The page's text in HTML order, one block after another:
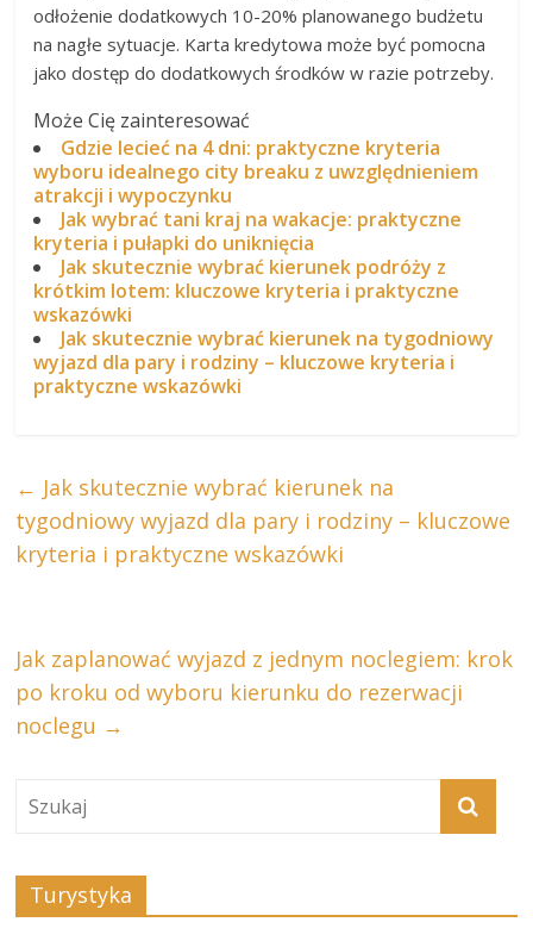
odłożenie dodatkowych 10-20% planowanego budżetu
na nagłe sytuacje. Karta kredytowa może być pomocna
jako dostęp do dodatkowych środków w razie potrzeby.
Może Cię zainteresować
Gdzie lecieć na 4 dni: praktyczne kryteria
wyboru idealnego city breaku z uwzględnieniem
atrakcji i wypoczynku
Jak wybrać tani kraj na wakacje: praktyczne
kryteria i pułapki do uniknięcia
Jak skutecznie wybrać kierunek podróży z
krótkim lotem: kluczowe kryteria i praktyczne
wskazówki
Jak skutecznie wybrać kierunek na tygodniowy
wyjazd dla pary i rodziny – kluczowe kryteria i
praktyczne wskazówki
← Jak skutecznie wybrać kierunek na
tygodniowy wyjazd dla pary i rodziny – kluczowe
kryteria i praktyczne wskazówki
Jak zaplanować wyjazd z jednym noclegiem: krok
po kroku od wyboru kierunku do rezerwacji
noclegu →
Turystyka